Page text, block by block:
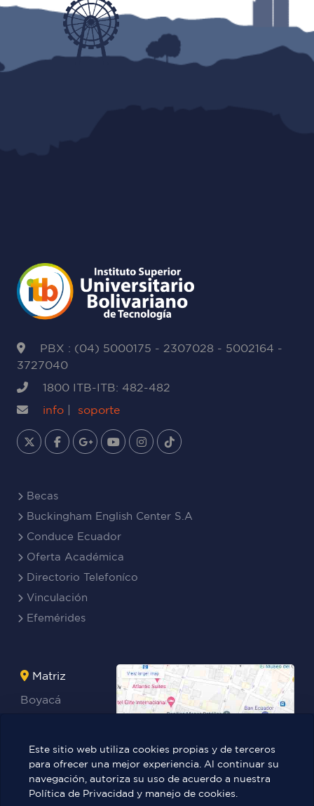
PBX : (04) 5000175 - 2307028 - 5002164 -
3727040
1800 ITB-ITB: 482-482
info
soporte
Becas
Buckingham English Center S.A
Conduce Ecuador
Oferta Académica
Directorio Telefoníco
Vinculación
Efemérides
Matriz
Boyacá
Teresa
Benites Ayala
Este sitio web utiliza cookies propias y de terceros
para ofrecer una mejor experiencia. Al continuar su
navegación, autoriza su uso de acuerdo a nuestra
Política de Privacidad y manejo de cookies.